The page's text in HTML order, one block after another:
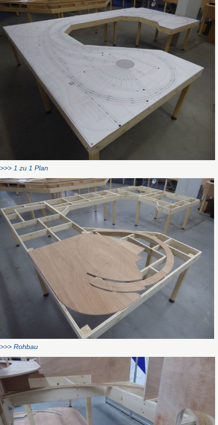
>>> 1 zu 1 Plan
>>> Rohbau